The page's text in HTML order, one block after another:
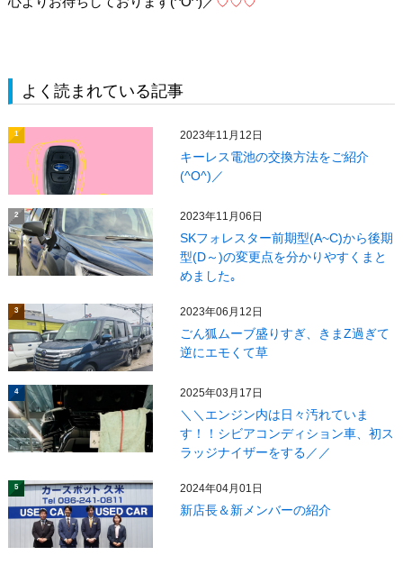
よく読まれている記事
1 2023年11月12日
キーレス電池の交換方法をご紹介
(^O^)／
2 2023年11月06日
SKフォレスター前期型(A~C)から後期
型(D～)の変更点を分かりやすくまと
めました｡
3 2023年06月12日
ごん狐ムーブ盛りすぎ、きまZ過ぎて
逆にエモくて草
4 2025年03月17日
＼＼エンジン内は日々汚れていま
す！！シビアコンディション車、初ス
ラッジナイザーをする／／
5 2024年04月01日
新店長＆新メンバーの紹介